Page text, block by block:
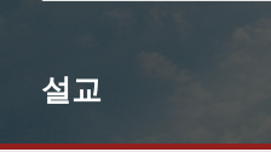
설교